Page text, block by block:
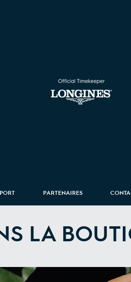
PARTENAIRES
LA